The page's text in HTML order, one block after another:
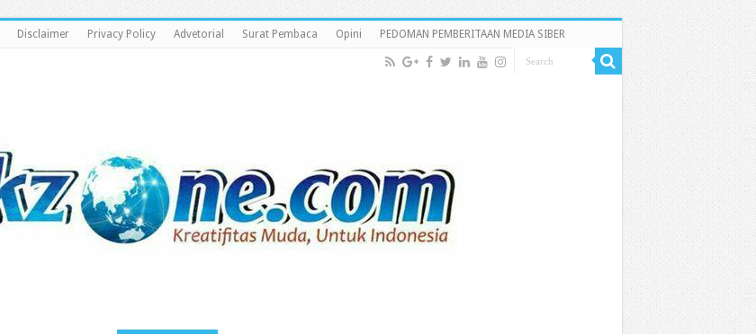
Disclaimer Privacy Policy Advetorial Surat Pembaca Opini PEDOMAN PEMBERITAAN MEDIA SIBER